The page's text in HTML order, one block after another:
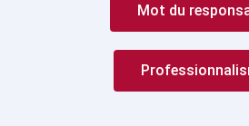
Mot du